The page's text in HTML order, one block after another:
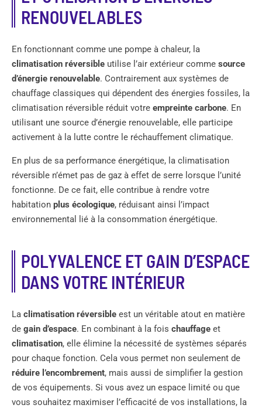
RENOUVELABLES
En fonctionnant comme une pompe à chaleur, la
climatisation réversible utilise l’air extérieur comme source
d’énergie renouvelable. Contrairement aux systèmes de
chauffage classiques qui dépendent des énergies fossiles, la
climatisation réversible réduit votre empreinte carbone. En
utilisant une source d’énergie renouvelable, elle participe
activement à la lutte contre le réchauffement climatique.
En plus de sa performance énergétique, la climatisation
réversible n’émet pas de gaz à effet de serre lorsque l’unité
fonctionne. De ce fait, elle contribue à rendre votre
habitation plus écologique, réduisant ainsi l’impact
environnemental lié à la consommation énergétique.
POLYVALENCE ET GAIN D’ESPACE
DANS VOTRE INTÉRIEUR
La climatisation réversible est un véritable atout en matière
de gain d’espace. En combinant à la fois chauffage et
climatisation, elle élimine la nécessité de systèmes séparés
pour chaque fonction. Cela vous permet non seulement de
réduire l’encombrement, mais aussi de simplifier la gestion
de vos équipements. Si vous avez un espace limité ou que
vous souhaitez maximiser l’efficacité de vos installations, la